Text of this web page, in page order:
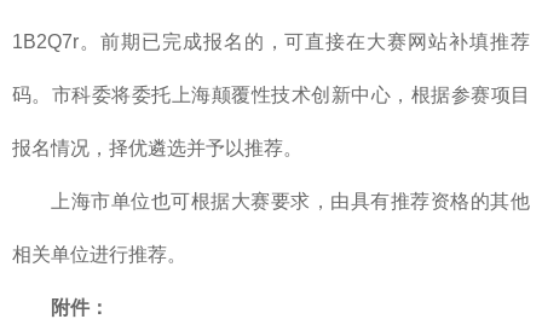
1B2Q7r。前期已完成报名的，可直接在大赛网站补填推荐
码。市科委将委托上海颠覆性技术创新中心，根据参赛项目
报名情况，择优遴选并予以推荐。
上海市单位也可根据大赛要求，由具有推荐资格的其他
相关单位进行推荐。
附件：